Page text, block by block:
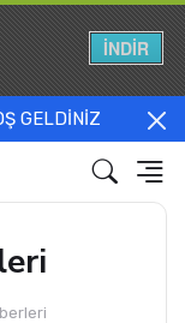
GELDİNİZ
İNDİR